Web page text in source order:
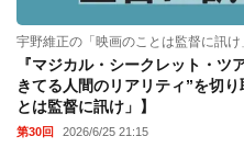
宇野維正の「映画のことは監督に訊け
『マジカル・シークレット・ツ
きてる人間のリアリティ”を切
とは監督に訊け」】
第30回 2026/6/25 21:15